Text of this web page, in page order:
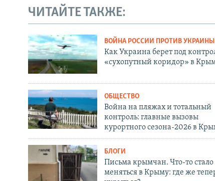
ЧИТАЙТЕ ТАКЖЕ:
ВОЙНА РОССИИ ПРОТИВ УКРАИНЫ
Как Украина берет под
«сухопутный коридор» в
ОБЩЕСТВО
Война на пляжах и тотальный
контроль: главные вызовы
курортного сезона-2026 в
БЛОГИ
Письма крымчан. Что-то стало
меняться в Крыму: где же